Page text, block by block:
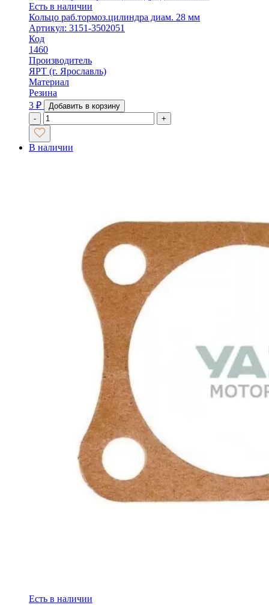
Есть в наличии
Кольцо раб.тормоз.цилиндра диам. 28 мм
Артикул: 3151-3502051
Код
1460
Производитель
ЯРТ (г. Ярославль)
Материал
Резина
3 ₽
Добавить в корзину
-
+
В наличии
Есть в наличии